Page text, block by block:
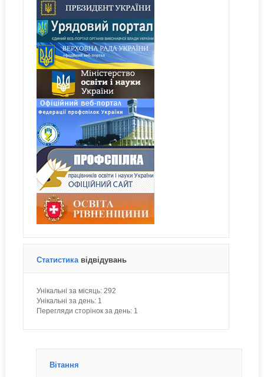
Статистика відвідувань
Унікальні за місяць: 292
Унікальні за день: 1
Перегляди сторінок за день: 1
Вітання